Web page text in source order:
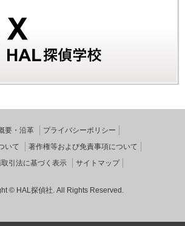
要・沿革
プライバシーポリシー
いて
著作権等および免責事項について
引法に基づく表示
サイトマップ
© HAL探偵社. All Rights Reserved.